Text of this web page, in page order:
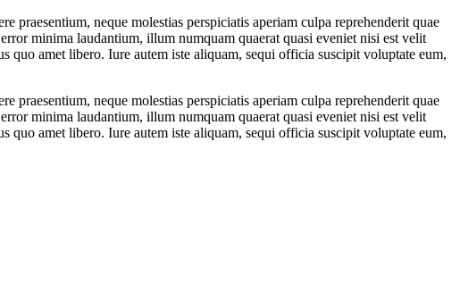
neque molestias perspiciatis aperiam culpa reprehenderit quae
minima laudantium, illum numquam quaerat quasi eveniet nisi est velit
quo amet libero. Iure autem iste aliquam, sequi officia suscipit voluptate eum,
neque molestias perspiciatis aperiam culpa reprehenderit quae
minima laudantium, illum numquam quaerat quasi eveniet nisi est velit
quo amet libero. Iure autem iste aliquam, sequi officia suscipit voluptate eum,